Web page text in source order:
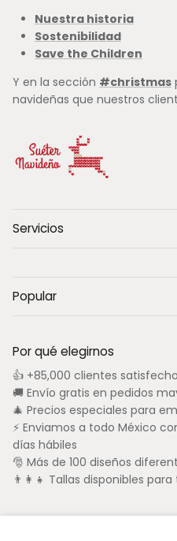
Nuestra historia
Sostenibilidad
Save the Children
Y en la sección #christmas
navideñas que nuestros
Servicios
Popular
Por qué elegirnos
👍 +85,000 clientes
🚚 Envío gratis en pedidos
🎄 Precios especiales para
⚡ Enviamos a todo México
días hábiles
🎅 Más de 100 diseños
👨‍👩‍👧 Tallas disponibles